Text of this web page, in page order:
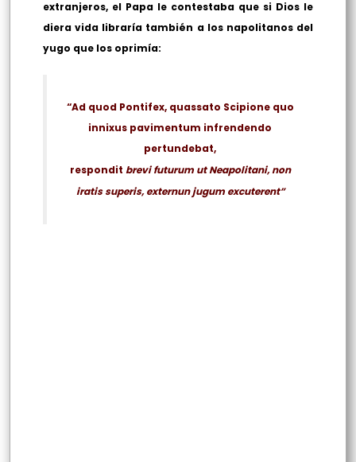
extranjeros, el Papa le contestaba que si Dios le
diera vida libraría también a los napolitanos del
yugo que los oprimía:
“Ad quod Pontifex, quassato Scipione quo
innixus pavimentum infrendendo
pertundebat,
respondit brevi futurum ut Neapolitani, non
iratis superis, externun jugum excuterent”